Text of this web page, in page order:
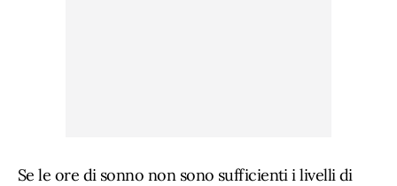
Se le ore di sonno non sono sufficienti i livelli di